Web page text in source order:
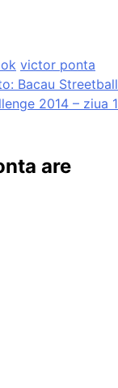
victor ponta
Bacau Streetball
2014 – ziua 1
are